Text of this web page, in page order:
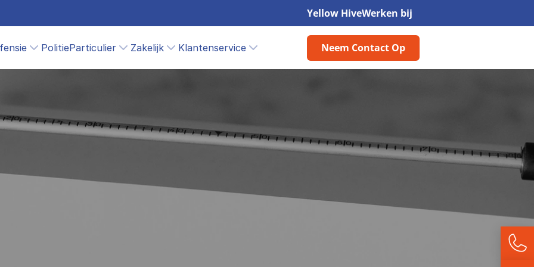
Yellow HiveWerken bij
PolitieParticulier Zakelijk Klantenservice Neem Contact Op